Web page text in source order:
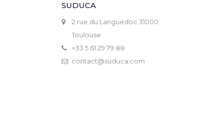
SUDUCA
2 rue du Languedoc 31000
Toulouse
+33 5 61 29 79 88
contact@suduca.com